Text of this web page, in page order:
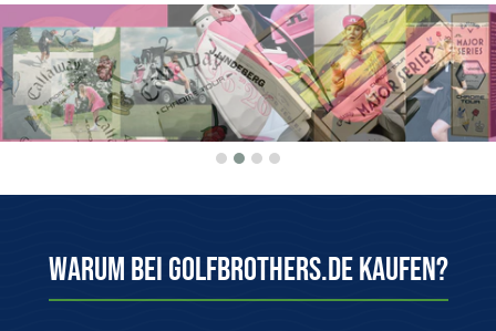
Warum bei Golfbrothers.de kaufen?